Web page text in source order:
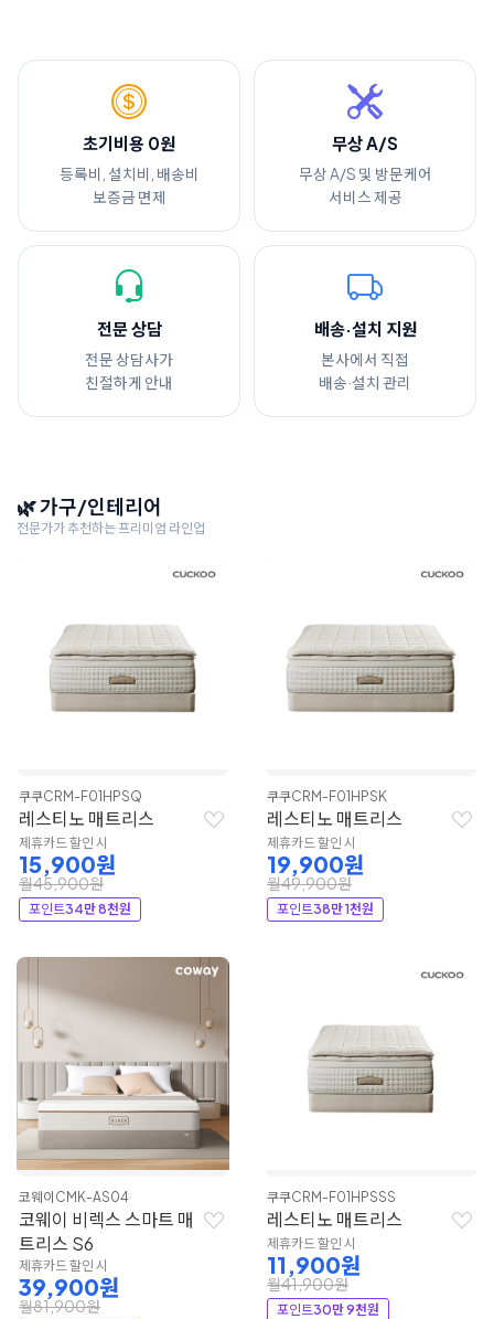
초기비용 0원
등록비, 설치비, 배송비
보증금 면제
무상 A/S
무상 A/S 및 방문케어
서비스 제공
전문 상담
전문 상담사가
친절하게 안내
배송·설치 지원
본사에서 직접
배송·설치 관리
🌿 가구/인테리어
전문가가 추천하는 프리미엄 라인업
쿠쿠CRM-F01HPSQ
레스티노 매트리스
제휴카드 할인 시
15,900원
월45,900원
포인트34만 8천원
쿠쿠CRM-F01HPSK
레스티노 매트리스
제휴카드 할인 시
19,900원
월49,900원
포인트38만 1천원
코웨이 CMK-AS04
코웨이 비렉스 스마트 매
트리스 S6
제휴카드 할인 시
39,900원
월81,900원
쿠쿠CRM-F01HPSSS
레스티노 매트리스
제휴카드 할인 시
11,900원
월41,900원
포인트30만 9천원